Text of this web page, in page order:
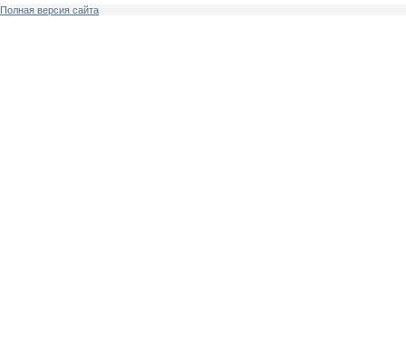
Полная версия сайта